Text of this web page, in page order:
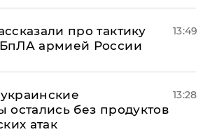
про тактику
армией России
13:49
остались без продуктов
атак
13:28